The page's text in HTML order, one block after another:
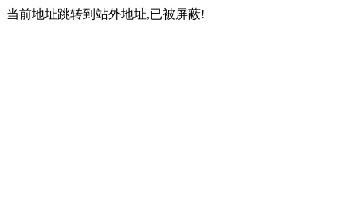
当前地址跳转到站外地址,已被屏蔽!